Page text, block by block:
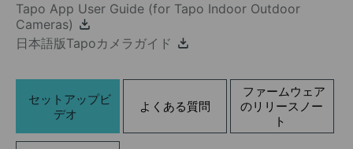
Tapo App User Guide (for Tapo Indoor Outdoor
Cameras)
日本語版Tapoカメラガイド
セットアップビ
デオ
よくある質問
ファームウェア
のリリースノー
ト